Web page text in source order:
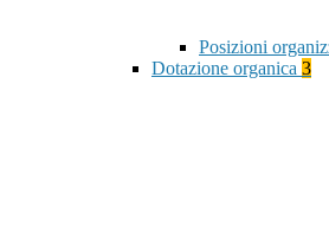
Posizioni
Dotazione organica 3